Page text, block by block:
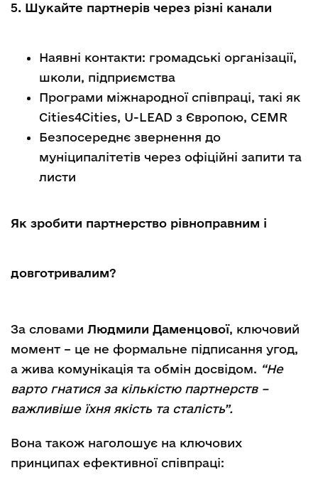
5. Шукайте партнерів через різні канали
Наявні контакти: громадські організації,
школи, підприємства
Програми міжнародної співпраці, такі як
Cities4Cities, U-LEAD з Європою, CEMR
Безпосереднє звернення до
муніципалітетів через офіційні запити та
листи
Як зробити партнерство рівноправним і
довготривалим?
За словами Людмили Даменцової, ключовий
момент – це не формальне підписання угод,
а жива комунікація та обмін досвідом. “Не
варто гнатися за кількістю партнерств –
важливіше їхня якість та сталість”.
Вона також наголошує на ключових
принципах ефективної співпраці: